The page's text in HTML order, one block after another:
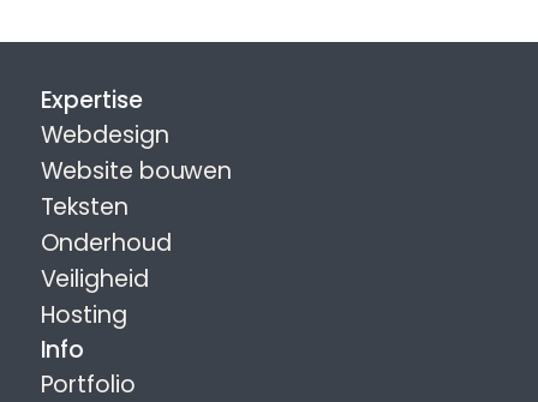
Expertise
Webdesign
Website bouwen
Teksten
Onderhoud
Veiligheid
Hosting
Info
Portfolio